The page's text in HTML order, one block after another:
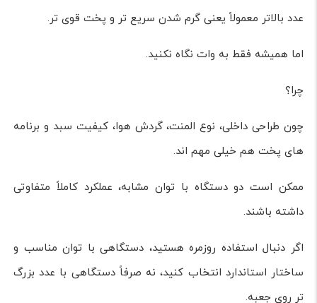
عدد بالاتر معمولاً یعنی گرم شدن سریع تر و پخت قوی تر.
اما همیشه فقط به وات نگاه نکنید.
چرا؟
چون طراحی داخلی، نوع المنت، گردش هوا، کیفیت سبد و برنامه
های پخت هم خیلی مهم اند.
ممکن است دو دستگاه با توان مشابه، عملکرد کاملاً متفاوتی
داشته باشند.
اگر دنبال استفاده روزمره هستید، دستگاهی با توان مناسب و
ساختار استاندارد انتخاب کنید، نه صرفاً دستگاهی با عدد بزرگ
تر روی جعبه.